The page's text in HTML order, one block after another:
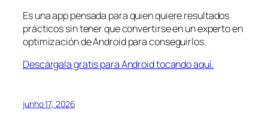
Es una app pensada para quien quiere resultados
prácticos sin tener que convertirse en un experto en
optimización de Android para conseguirlos.
Descárgala gratis para Android tocando aquí.
junho 17, 2026